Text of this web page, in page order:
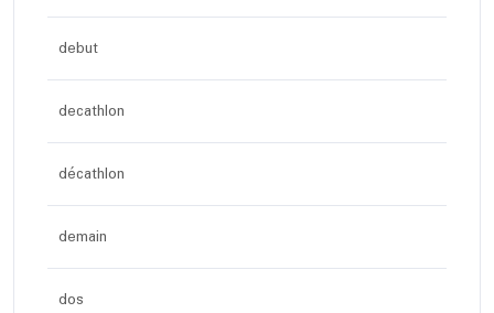
debut
decathlon
décathlon
demain
dos